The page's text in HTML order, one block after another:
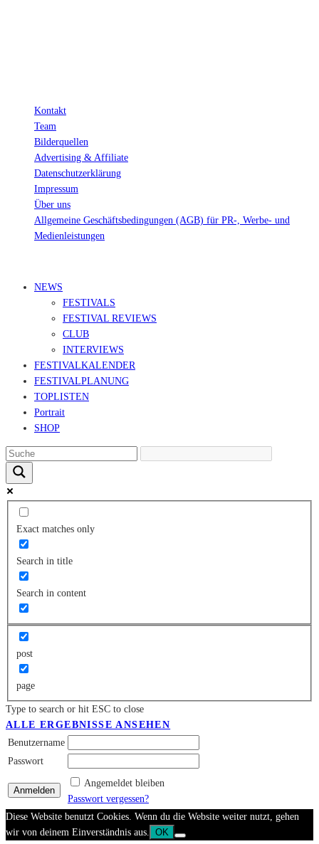
Kontakt
Team
Bilderquellen
Advertising & Affiliate
Datenschutzerklärung
Impressum
Über uns
Allgemeine Geschäftsbedingungen (AGB) für PR-, Werbe- und
Medienleistungen
NEWS
FESTIVALS
FESTIVAL REVIEWS
CLUB
INTERVIEWS
FESTIVALKALENDER
FESTIVALPLANUNG
TOPLISTEN
Portrait
SHOP
Exact matches only
Search in title
Search in content
post
page
Type to search or hit ESC to close
ALLE ERGEBNISSE ANSEHEN
Benutzername
Passwort
Angemeldet bleiben
Passwort vergessen?
Diese Website benutzt Cookies. Wenn du die Website weiter nutzt, gehen
wir von deinem Einverständnis aus. OK